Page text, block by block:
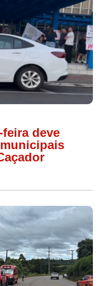
deve